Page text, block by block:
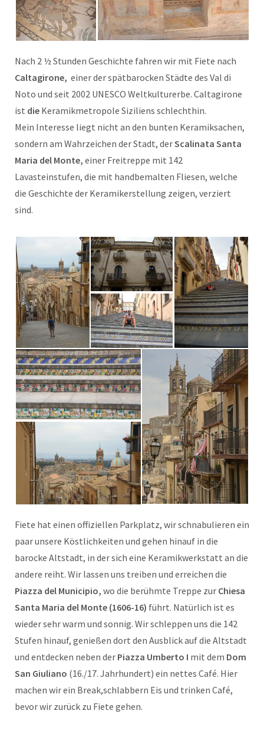
Nach 2 ½ Stunden Geschichte fahren wir mit Fiete nach
Caltagirone, einer der spätbarocken Städte des Val di
Noto und seit 2002 UNESCO Weltkulturerbe. Caltagirone
ist die Keramikmetropole Siziliens schlechthin.
Mein Interesse liegt nicht an den bunten Keramiksachen,
sondern am Wahrzeichen der Stadt, derScalinata Santa
Maria del Monte, einer Freitreppe mit 142
Lavasteinstufen, die mit handbemalten Fliesen, welche
die Geschichte der Keramikerstellung zeigen, verziert
sind.
Fiete hat einen offiziellen Parkplatz, wir schnabulieren ein
paar unsere Köstlichkeiten und gehen hinauf in die
barocke Altstadt, in der sich eine Keramikwerkstatt an die
andere reiht. Wir lassen uns treiben und erreichen die
Piazza del Municipio, wo die berühmte Treppe zur Chiesa
Santa Maria del Monte (1606-16) führt. Natürlich ist es
wieder sehr warm und sonnig. Wir schleppen uns die 142
Stufen hinauf, genießen dort den Ausblick auf die Altstadt
und entdecken neben der Piazza Umberto I mit dem Dom
San Giuliano (16./17. Jahrhundert) ein nettes Café. Hier
machen wir ein Break,schlabbern Eis und trinken Café,
bevor wir zurück zu Fiete gehen.